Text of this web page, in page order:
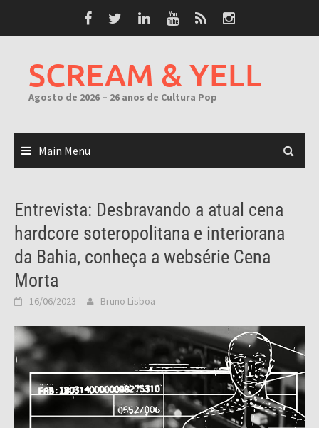
SCREAM & YELL
Agosto de 2026 – 26 anos de Cultura Pop
Main Menu
Entrevista: Desbravando a atual cena
hardcore soteropolitana e interiorana
da Bahia, conheça a websérie Cena
Morta
16/06/2023 Bruno Lisboa